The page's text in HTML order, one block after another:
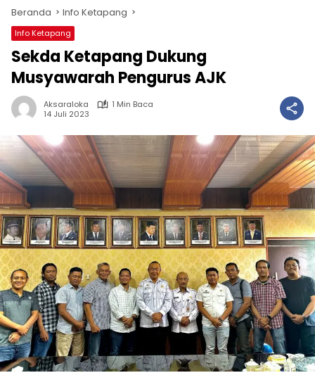
Beranda Info Ketapang
Info Ketapang
Sekda Ketapang Dukung
Musyawarah Pengurus AJK
Aksaraloka
1 Min Baca
14 Juli 2023